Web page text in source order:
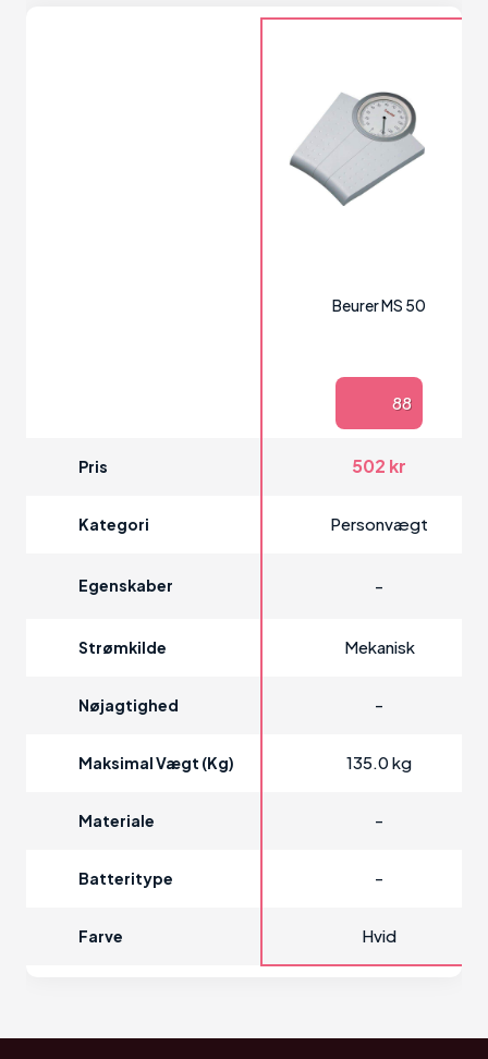
Beurer MS 50
88
Pris 502 kr
Kategori Personvægt
Egenskaber -
Strømkilde Mekanisk
Nøjagtighed -
Maksimal Vægt (kg) 135.0 kg
Materiale -
Batteritype -
Farve Hvid